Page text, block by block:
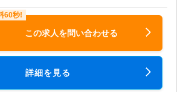
この求人を問い合わせる
詳細を見る